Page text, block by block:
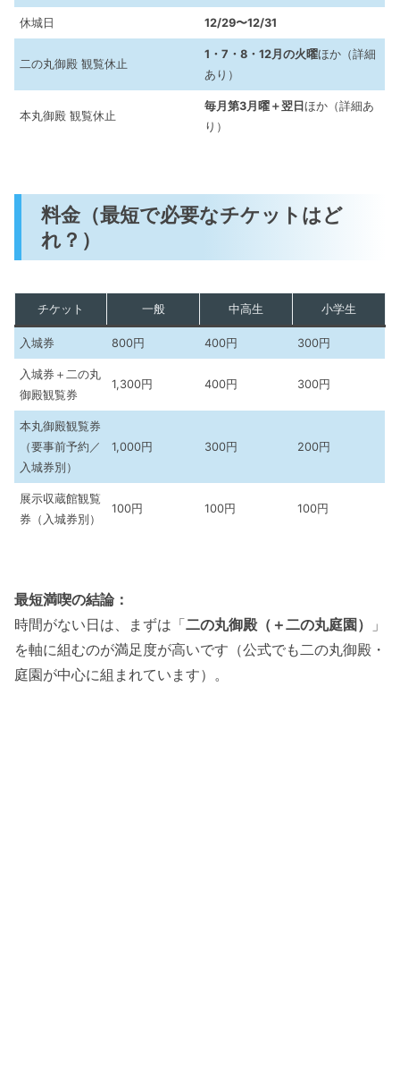
休城日 12/29〜12/31
二の丸御殿 観覧休止
1・7・8・12月の火曜ほか（詳細
あり）
本丸御殿 観覧休止
毎月第3月曜＋翌日 ほか（詳細あ
り）
料金（最短で必要なチケットはど
れ？）
チケット 一般 中高生 小学生
入城券 800円 400円 300円
入城券＋二の丸
御殿観覧券
1,300円 400円 300円
本丸御殿観覧券
（要事前予約／
入城券別）
1,000円 300円 200円
展示収蔵館観覧
券（入城券別）
100円 100円 100円
最短満喫の結論：
時間がない日は、まずは「二の丸御殿（＋二の丸庭園）
」
を軸に組むのが満足度が高いです（公式でも二の丸御殿・
庭園が中心に組まれています）。